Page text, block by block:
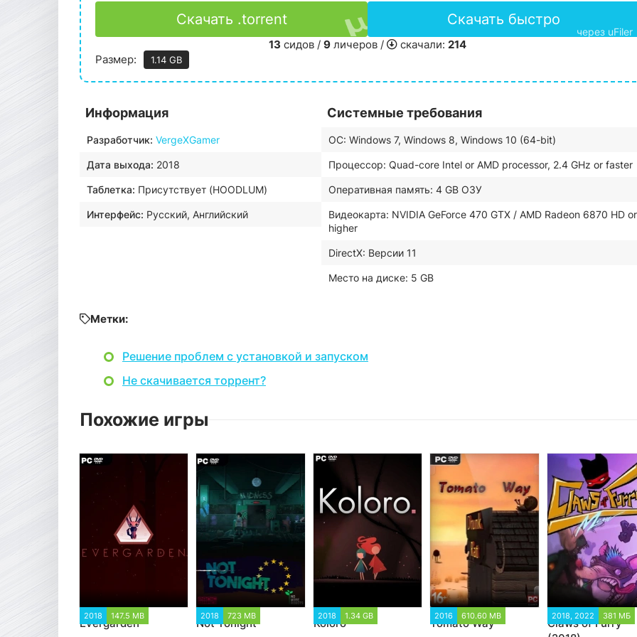
Скачать .torrent Скачать быстро
через uFiler
13 сидов / 9 личеров / скачали: 214
Размер:
1.14 GB
Информация
Разработчик: VergeXGamer
Дата выхода: 2018
Таблетка: Присутствует (HOODLUM)
Интерфейс: Русский, Английский
Системные требования
ОС: Windows 7, Windows 8, Windows 10 (64-bit)
Процессор: Quad-core Intel or AMD processor, 2.4 GHz or faster
Оперативная память: 4 GB ОЗУ
Видеокарта: NVIDIA GeForce 470 GTX / AMD Radeon 6870 HD or
higher
DirectX: Версии 11
Место на диске: 5 GB
Метки:
Решение проблем с установкой и запуском
Не скачивается торрент?
Похожие игры
2018 147.5 MB
Evergarden
2018 723 MB
Not Tonight
2018 1.34 GB
Koloro
2016 610.60 MB
Tomato Way
2018, 2022 381 МБ
Claws of Furry